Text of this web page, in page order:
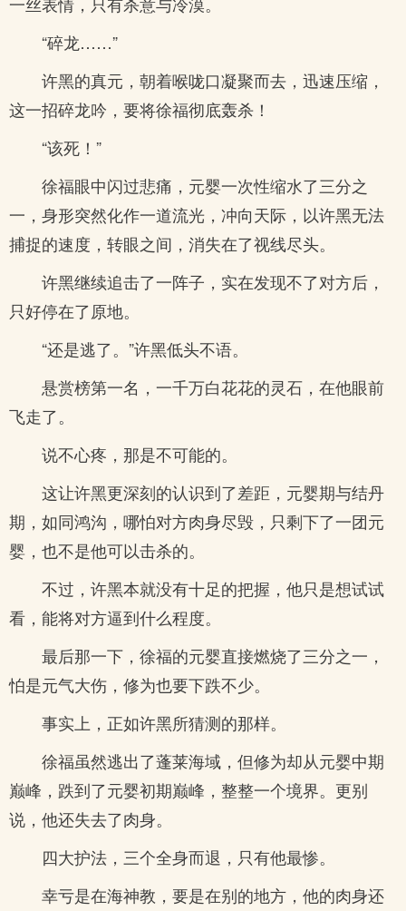
“碎龙……”
许黑的真元，朝着喉咙口凝聚而去，迅速压缩，
这一招碎龙吟，要将徐福彻底轰杀！
“该死！”
徐福眼中闪过悲痛，元婴一次性缩水了三分之
一，身形突然化作一道流光，冲向天际，以许黑无法
捕捉的速度，转眼之间，消失在了视线尽头。
许黑继续追击了一阵子，实在发现不了对方后，
只好停在了原地。
“还是逃了。”许黑低头不语。
悬赏榜第一名，一千万白花花的灵石，在他眼前
飞走了。
说不心疼，那是不可能的。
这让许黑更深刻的认识到了差距，元婴期与结丹
期，如同鸿沟，哪怕对方肉身尽毁，只剩下了一团元
婴，也不是他可以击杀的。
不过，许黑本就没有十足的把握，他只是想试试
看，能将对方逼到什么程度。
最后那一下，徐福的元婴直接燃烧了三分之一，
怕是元气大伤，修为也要下跌不少。
事实上，正如许黑所猜测的那样。
徐福虽然逃出了蓬莱海域，但修为却从元婴中期
巅峰，跌到了元婴初期巅峰，整整一个境界。更别
说，他还失去了肉身。
四大护法，三个全身而退，只有他最惨。
幸亏是在海神教，要是在别的地方，他的肉身还